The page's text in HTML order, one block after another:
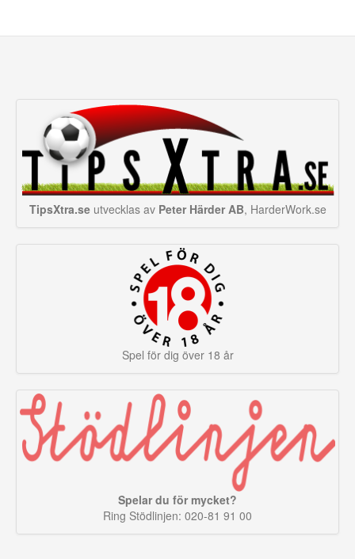
TipsXtra.seutvecklas av Peter Härder AB, HarderWork.se
Spel för dig över 18 år
Spelar du för mycket?
Ring Stödlinjen: 020-81 91 00